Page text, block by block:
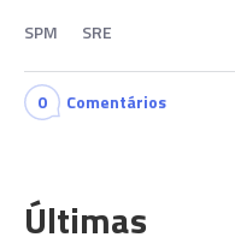
SPM SRE
0 Comentários
Últimas